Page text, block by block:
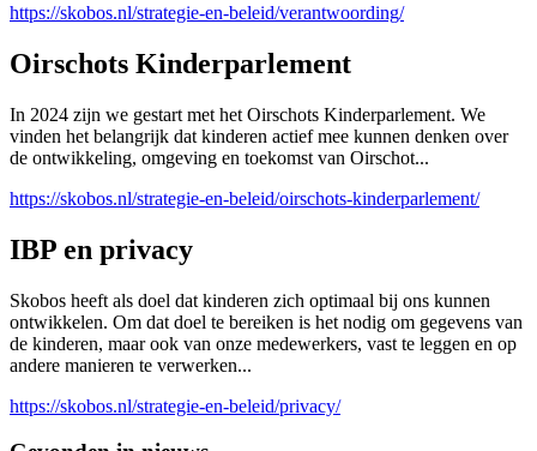
https://skobos.nl/strategie-en-beleid/verantwoording/
Oirschots Kinderparlement
In 2024 zijn we gestart met het Oirschots Kinderparlement. We
vinden het belangrijk dat kinderen actief mee kunnen denken over
de ontwikkeling, omgeving en toekomst van Oirschot...
https://skobos.nl/strategie-en-beleid/oirschots-kinderparlement/
IBP en privacy
Skobos heeft als doel dat kinderen zich optimaal bij ons kunnen
ontwikkelen. Om dat doel te bereiken is het nodig om gegevens van
de kinderen, maar ook van onze medewerkers, vast te leggen en op
andere manieren te verwerken...
https://skobos.nl/strategie-en-beleid/privacy/